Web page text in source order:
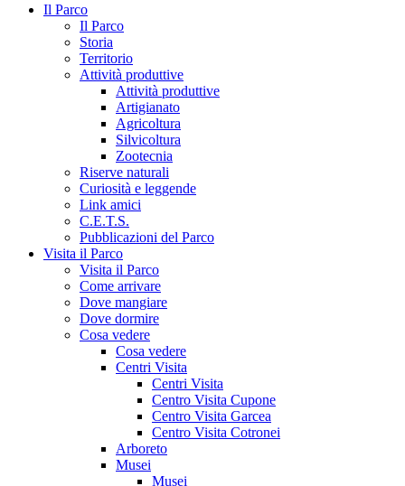
Il Parco
Il Parco
Storia
Territorio
Attività produttive
Attività produttive
Artigianato
Agricoltura
Silvicoltura
Zootecnia
Riserve naturali
Curiosità e leggende
Link amici
C.E.T.S.
Pubblicazioni del Parco
Visita il Parco
Visita il Parco
Come arrivare
Dove mangiare
Dove dormire
Cosa vedere
Cosa vedere
Centri Visita
Centri Visita
Centro Visita Cupone
Centro Visita Garcea
Centro Visita Cotronei
Arboreto
Musei
Musei